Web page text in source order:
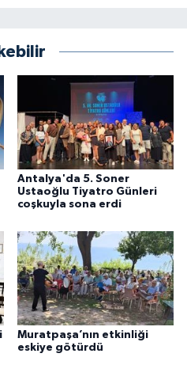
Antalya'da 5. Soner
Ustaoğlu Tiyatro Günleri
coşkuyla sona erdi
Muratpaşa’nın etkinliği
eskiye götürdü